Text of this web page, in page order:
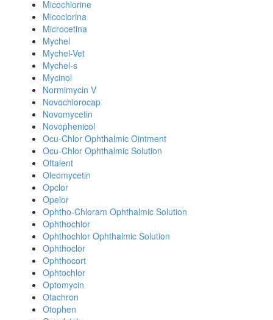
Micochlorine
Micoclorina
Microcetina
Mychel
Mychel-Vet
Mychel-s
Mycinol
Normimycin V
Novochlorocap
Novomycetin
Novophenicol
Ocu-Chlor Ophthalmic Ointment
Ocu-Chlor Ophthalmic Solution
Oftalent
Oleomycetin
Opclor
Opelor
Ophtho-Chloram Ophthalmic Solution
Ophthochlor
Ophthochlor Ophthalmic Solution
Ophthoclor
Ophthocort
Ophtochlor
Optomycin
Otachron
Otophen